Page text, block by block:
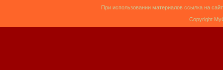
При использовании материалов ссылка на
Copyright